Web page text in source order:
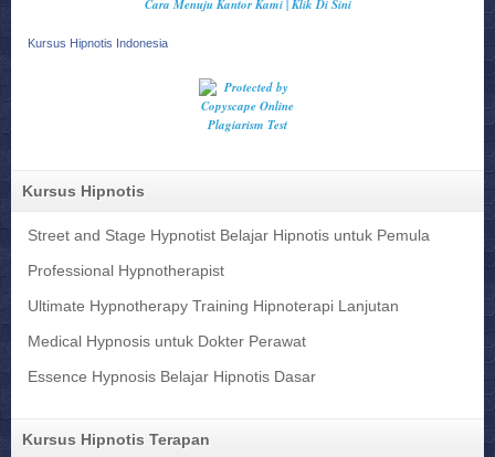
Cara Menuju Kantor Kami | Klik Di Sini
Kursus Hipnotis Indonesia
Kursus Hipnotis
Street and Stage Hypnotist Belajar Hipnotis untuk Pemula
Professional Hypnotherapist
Ultimate Hypnotherapy Training Hipnoterapi Lanjutan
Medical Hypnosis untuk Dokter Perawat
Essence Hypnosis Belajar Hipnotis Dasar
Kursus Hipnotis Terapan